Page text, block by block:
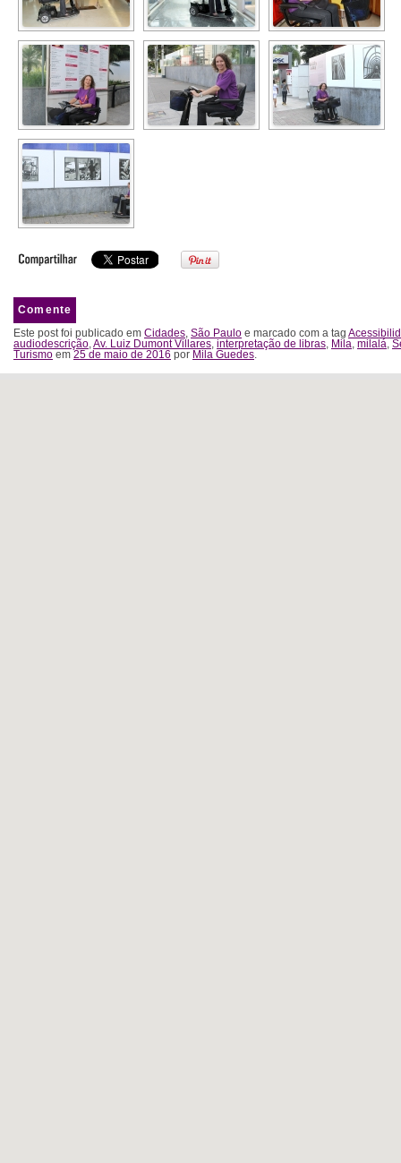
Comente
Este post foi publicado em Cidades, São Paulo e marcado com a tag
audiodescrição,Av. Luiz Dumont Villares, interpretação de libras, Mila, milalá,
Turismo em 25 de maio de 2016 por Mila Guedes.